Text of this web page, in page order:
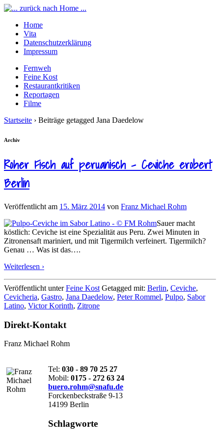
Home
Vita
Datenschutzerklärung
Impressum
Fernweh
Feine Kost
Restaurantkritiken
Reportagen
Filme
Startseite › Beiträge getagged Jana Daedelow
Archiv
Roher Fisch auf peruanisch – Ceviche erobert
Berlin
Veröffentlicht am 15. März 2014 von Franz Michael Rohm
Sauer macht
köstlich: Ceviche ist eine Spezialität aus Peru. Zwei Minuten in
Zitronensaft mariniert, und mit Tigermilch verfeinert. Tigermilch?
Genau … Was ist das….
Weiterlesen ›
Veröffentlicht unterFeine Kost Getagged mit: Berlin, Ceviche,
Cevicheria, Gastro, Jana Daedelow, Peter Rommel, Pulpo, Sabor
Latino, Victor Korinth, Zitrone
Direkt-Kontakt
Franz Michael Rohm
Tel: 030 - 89 70 25 27
Mobil: 0175 - 272 63 24
buero.rohm@snafu.de
Forckenbeckstraße 9-13
14199 Berlin
Schlagworte